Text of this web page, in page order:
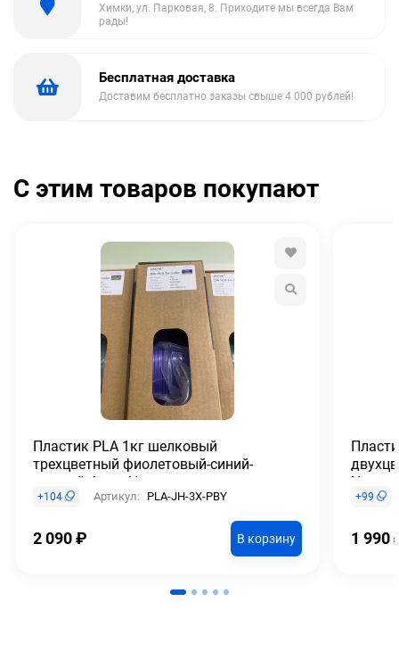
Химки, ул. Парковая, 8. Приходите мы всегда Вам
рады!
Бесплатная доставка
Доставим бесплатно заказы свыше 4 000 рублей!
С этим товаров покупают
Пластик PLA 1кг шелковый
трехцветный фиолетовый-синий-
желтый Jamg He
+104 Артикул: PLA-JH-3X-PBY
2 090₽ В корзину
He
+99
1 990